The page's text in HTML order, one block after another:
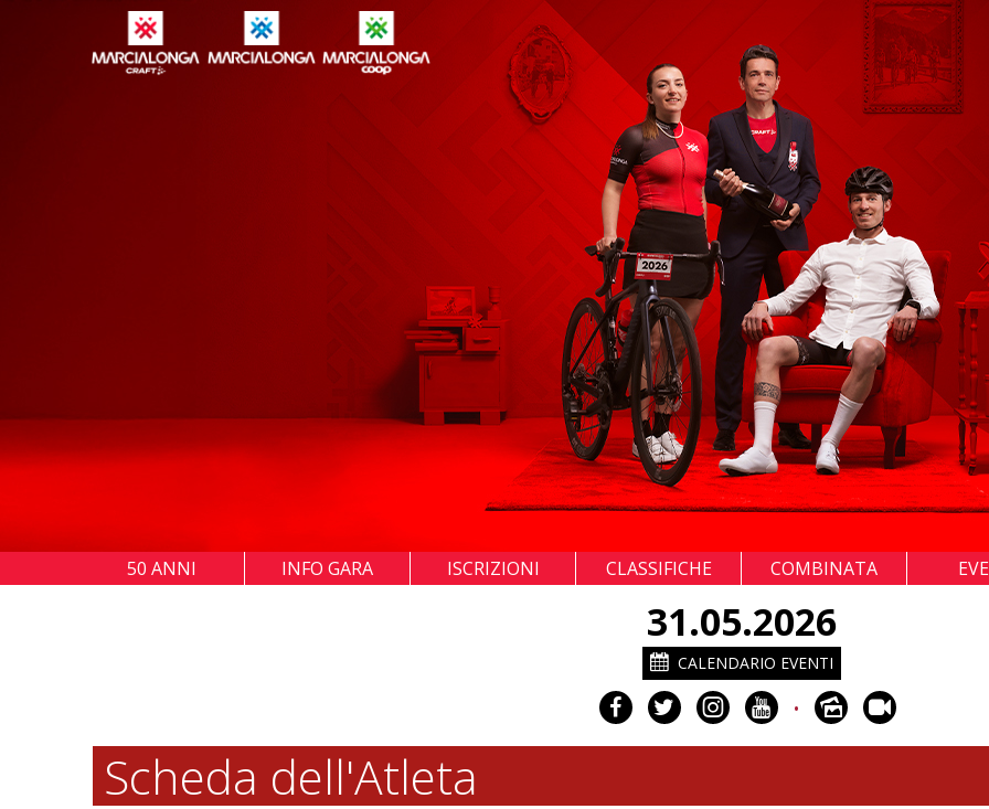
50 ANNI INFO GARA ISCRIZIONI CLASSIFICHE COMBINATA
31.05.2026
CALENDARIO EVENTI
•
Scheda dell'Atleta